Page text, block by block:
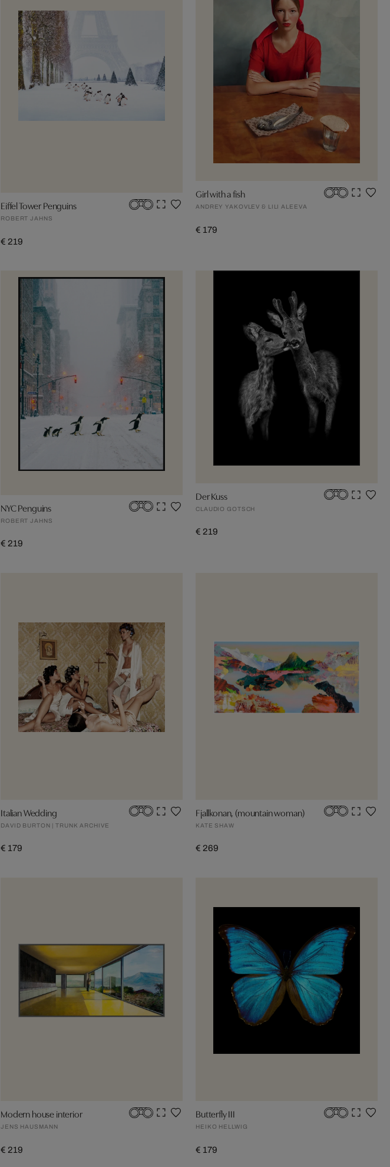
Eiffel Tower Penguins
ROBERT JAHNS
€ 219
Girl with a fish
ANDREY YAKOVLEV & LILI ALEEVA
€ 179
NYC Penguins
ROBERT JAHNS
€ 219
Der Kuss
CLAUDIO GOTSCH
€ 219
Italian Wedding
DAVID BURTON | TRUNK ARCHIVE
€ 179
Fjallkonan, (mountain woman)
KATE SHAW
€ 269
Modern house interior
JENS HAUSMANN
€ 219
Butterfly III
HEIKO HELLWIG
€ 179